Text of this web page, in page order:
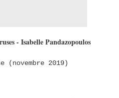
- Isabelle Pandazopoulos
(novembre 2019)